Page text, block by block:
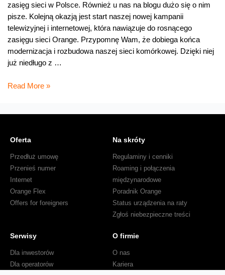
zasięg sieci w Polsce. Również u nas na blogu dużo się o nim
pisze. Kolejną okazją jest start naszej nowej kampanii
telewizyjnej i internetowej, która nawiązuje do rosnącego
zasięgu sieci Orange. Przypomnę Wam, że dobiega końca
modernizacja i rozbudowa naszej sieci komórkowej. Dzięki niej
już niedługo z …
Nasza
Read More »
Oferta
Przedłuż umowę
Przenieś numer
Internet
Orange Flex
Offers for foreigners
Na skróty
Regulaminy i cenniki
Roaming i połączenia
międzynarodowe
Poradnik Orange
Status urządzenia na raty
Zgłoś niebezpieczne treści
Serwisy
Dla inwestorów
Dla operatorów
O firmie
O nas
Kariera